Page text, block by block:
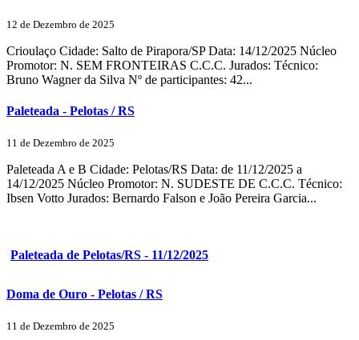
12 de Dezembro de 2025
Crioulaço Cidade: Salto de Pirapora/SP Data: 14/12/2025 Núcleo
Promotor: N. SEM FRONTEIRAS C.C.C. Jurados: Técnico:
Bruno Wagner da Silva Nº de participantes: 42...
Paleteada - Pelotas / RS
11 de Dezembro de 2025
Paleteada A e B Cidade: Pelotas/RS Data: de 11/12/2025 a
14/12/2025 Núcleo Promotor: N. SUDESTE DE C.C.C. Técnico:
Ibsen Votto Jurados: Bernardo Falson e João Pereira Garcia...
Paleteada de Pelotas/RS - 11/12/2025
Doma de Ouro - Pelotas / RS
11 de Dezembro de 2025